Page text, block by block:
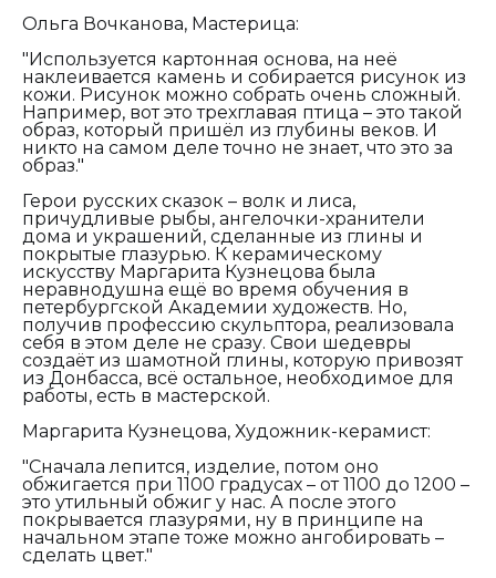
Ольга Вочканова, Мастерица:
"Используется картонная основа, на неё
наклеивается камень и собирается рисунок из
кожи. Рисунок можно собрать очень сложный.
Например, вот это трехглавая птица – это такой
образ, который пришёл из глубины веков. И
никто на самом деле точно не знает, что это за
образ."
Герои русских сказок – волк и лиса,
причудливые рыбы, ангелочки-хранители
дома и украшений, сделанные из глины и
покрытые глазурью. К керамическому
искусству Маргарита Кузнецова была
неравнодушна ещё во время обучения в
петербургской Академии художеств. Но,
получив профессию скульптора, реализовала
себя в этом деле не сразу. Свои шедевры
создаёт из шамотной глины, которую привозят
из Донбасса, всё остальное, необходимое для
работы, есть в мастерской.
Маргарита Кузнецова, Художник-керамист:
"Сначала лепится, изделие, потом оно
обжигается при 1100 градусах – от 1100 до 1200 –
это утильный обжиг у нас. А после этого
покрывается глазурями, ну в принципе на
начальном этапе тоже можно ангобировать –
сделать цвет."